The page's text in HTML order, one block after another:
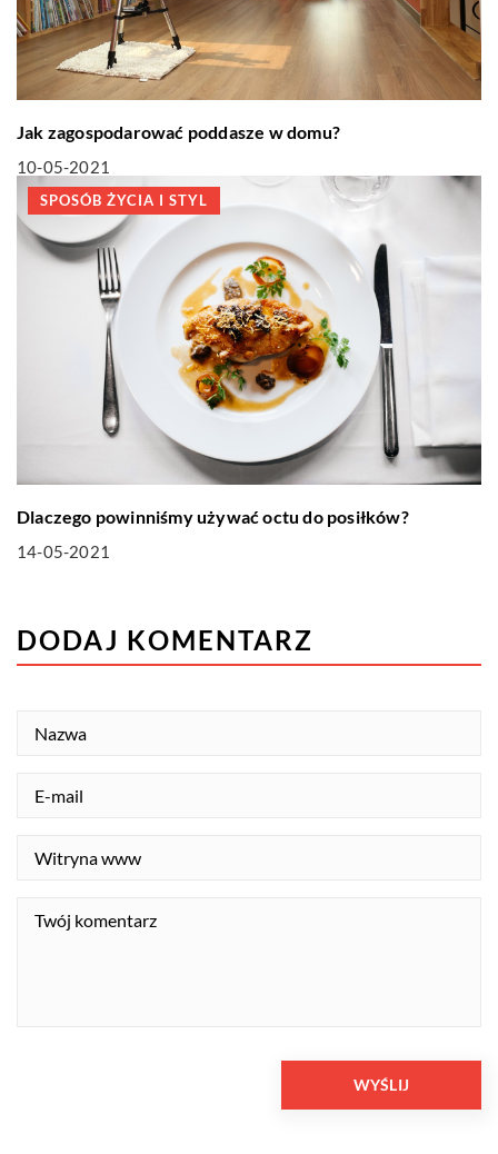
Jak zagospodarować poddasze w domu?
10-05-2021
SPOSÓB ŻYCIA I STYL
Dlaczego powinniśmy używać octu do posiłków?
14-05-2021
DODAJ KOMENTARZ